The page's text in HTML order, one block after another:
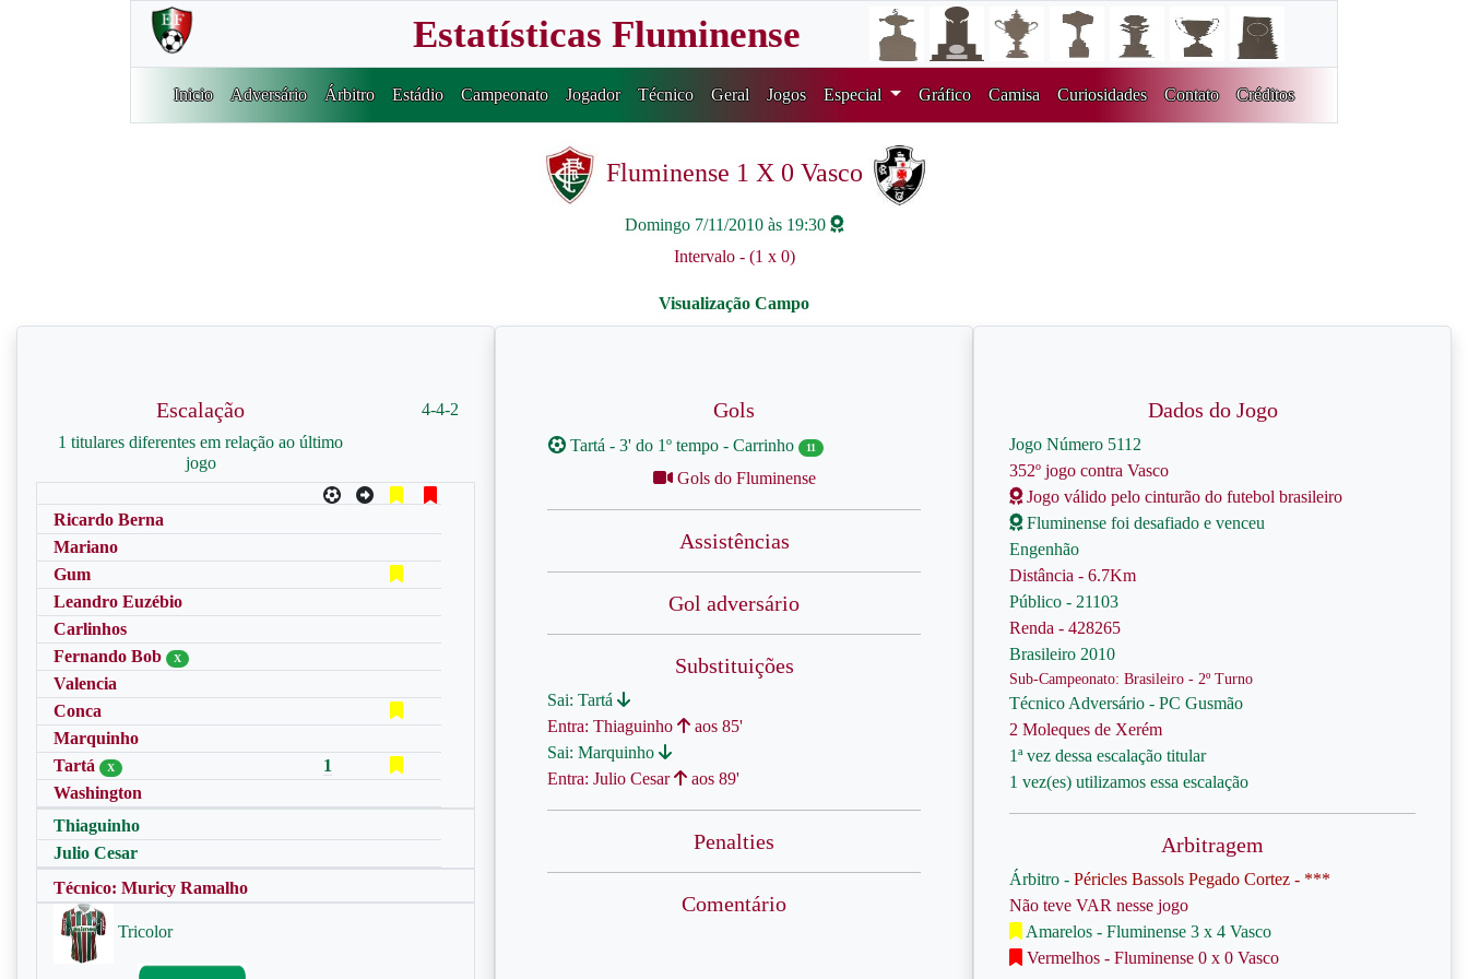
Estatísticas Fluminense
Inicio Adversário Árbitro Estádio Campeonato Jogador Técnico Geral Jogos Especial Gráfico Camisa Curiosidades Contato Créditos
Fluminense 1 X 0 Vasco
Domingo 7/11/2010 às 19:30
Intervalo - (1 x 0)
Escalação
1 titulares diferentes em relação ao último
jogo
4-4-2
Ricardo Berna
Mariano
Gum
Leandro Euzébio
Carlinhos
Fernando Bob
X
Valencia
Conca
Marquinho
Tartá
X
1
Washington
Thiaguinho
Julio Cesar
Técnico: Muricy Ramalho
Tricolor
Gols
Tartá - 3' do 1º tempo - Carrinho 11
Gols do Fluminense
Assistências
Gol adversário
Substituições
Sai: Tartá
Entra: Thiaguinho
aos 85'
Sai: Marquinho
Entra: Julio Cesar
aos 89'
Penalties
Comentário
Dados do Jogo
Jogo Número 5112
352º jogo contra Vasco
Jogo válido pelo cinturão do futebol brasileiro
Fluminense foi desafiado e venceu
Engenhão
Distância - 6.7Km
Público - 21103
Renda - 428265
Brasileiro 2010
Sub-Campeonato: Brasileiro - 2º Turno
Técnico Adversário - PC Gusmão
2 Moleques de Xerém
1ª vez dessa escalação titular
1 vez(es) utilizamos essa escalação
Arbitragem
Árbitro - Péricles Bassols Pegado Cortez - ***
Não teve VAR nesse jogo
Amarelos - Fluminense 3 x 4 Vasco
Vermelhos - Fluminense 0 x 0 Vasco